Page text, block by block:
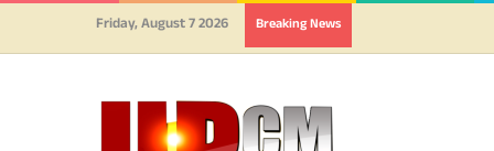
Friday, August 7 2026 Breaking News